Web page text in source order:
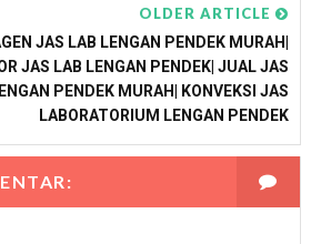
OLDER ARTICLE
JAS LAB LENGAN PENDEK MURAH|
JAS LAB LENGAN PENDEK| JUAL JAS
PENDEK MURAH| KONVEKSI JAS
LABORATORIUM LENGAN PENDEK